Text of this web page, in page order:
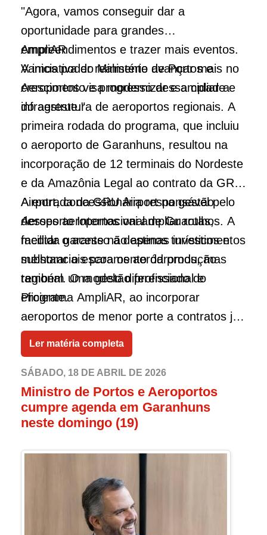
"Agora, vamos conseguir dar a
oportunidade para grandes
empreendimentos e trazer mais eventos.
Vamos poder realmente avançar mais no
crescimento e progresso dessa cidade e
do agreste."
AmpliAR
A iniciativa do Ministério de Portos e
Aeroportos visa modernizar e ampliar a
infraestrutura de aeroportos regionais. A
primeira rodada do programa, que incluiu
o aeroporto de Garanhuns, resultou na
incorporação de 12 terminais do Nordeste
e da Amazônia Legal ao contrato da GRU
Airport, concessionária responsável pelo
Aeroporto Internacional de Guarulhos. A
medida garante não apenas investimentos
substanciais para os aeródromos, mas
também uma gestão profissional e
eficiente.
A entrada da GRU Airport na gestão
desses aeroportos vai ampliar rotas,
facilitar o acesso a destinos turísticos e
melhorar o escoamento da produção
regional. O modelo diferenciado do
Programa AmpliAR, ao incorporar
aeroportos de menor porte a contratos já
existentes, assegura escala, eficiência
operacional e novos aportes privados,
consolidando o Brasil como um hub
logístico de referência.
Ler matéria completa
SÁBADO, 18 DE ABRIL DE 2026
Ministro de Portos e Aeroportos
cumpre agenda em Garanhuns
neste domingo (19)